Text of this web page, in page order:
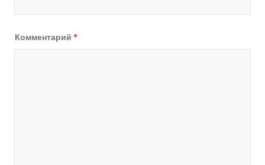
Комментарий *